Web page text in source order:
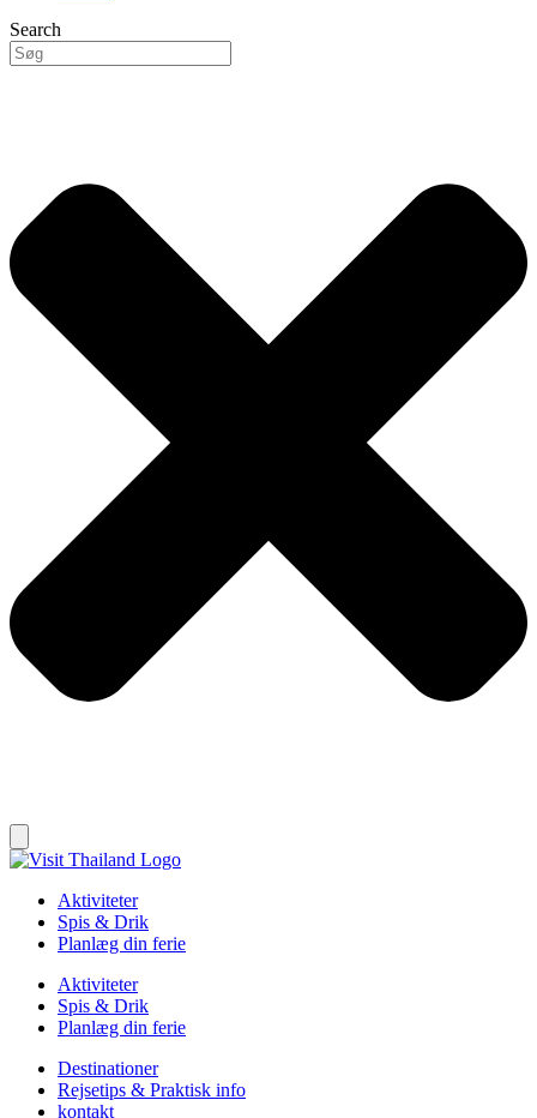
Search
Aktiviteter
Spis & Drik
Planlæg din ferie
Aktiviteter
Spis & Drik
Planlæg din ferie
Destinationer
Rejsetips & Praktisk info
kontakt